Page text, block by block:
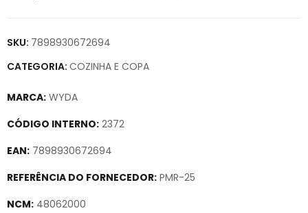
SKU: 7898930672694
CATEGORIA: COZINHA E COPA
MARCA: WYDA
CÓDIGO INTERNO: 2372
EAN: 7898930672694
REFERÊNCIA DO FORNECEDOR: PMR-25
NCM: 48062000